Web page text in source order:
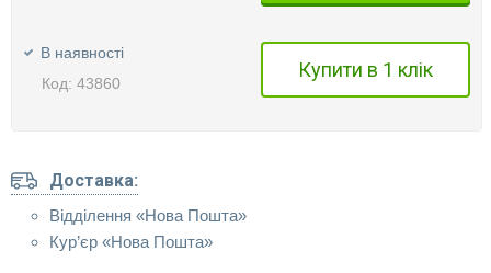
В наявності
Код: 43860
Купити в 1 клік
Доставка:
Відділення «Нова Пошта»
Кур’єр «Нова Пошта»